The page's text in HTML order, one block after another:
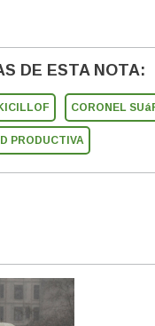
DE ESTA NOTA:
CORONEL
PRODUCTIVA